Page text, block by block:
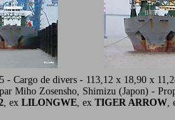
- Cargo de divers - 113,12 x 18,90 x
Miho Zosensho, Shimizu (Japon) -
, ex LILONGWE, ex TIGER ARROW,